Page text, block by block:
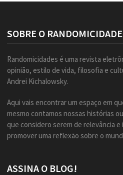
SOBRE O
Randomicidades é uma revista
opinião, estilo de vida, filosofia e
Andrei Kichalowsky.
Aqui vais encontrar um espaço em
mesmo contamos nossas histórias
que considero serem de relevância
promover uma reflexão sobre o
ASSINA O BLOG!